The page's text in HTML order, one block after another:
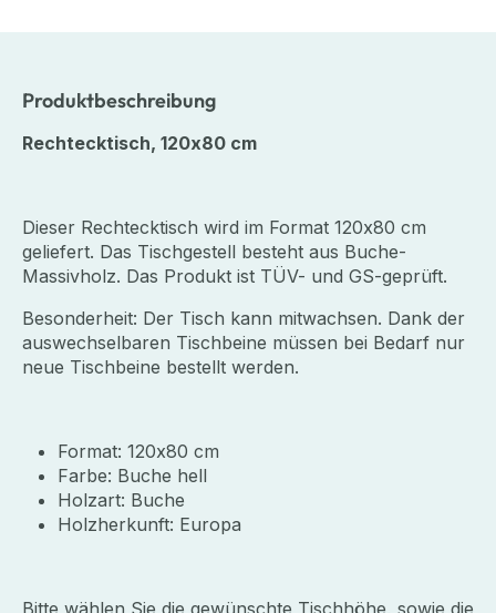
Produktbeschreibung
Rechtecktisch, 120x80 cm
Dieser Rechtecktisch wird im Format 120x80 cm
geliefert. Das Tischgestell besteht aus Buche-
Massivholz. Das Produkt ist TÜV- und GS-geprüft.
Besonderheit: Der Tisch kann mitwachsen. Dank der
auswechselbaren Tischbeine müssen bei Bedarf nur
neue Tischbeine bestellt werden.
Format: 120x80 cm
Farbe: Buche hell
Holzart: Buche
Holzherkunft: Europa